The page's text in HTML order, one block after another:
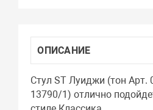
ОПИСАНИЕ
Стул ST Луиджи (тон Арт.
13790/1) отлично